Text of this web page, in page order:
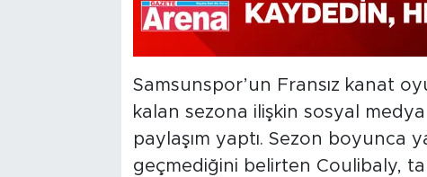
Samsunspor’un Fransız kanat
kalan sezona ilişkin sosyal
paylaşım yaptı. Sezon boyunca
geçmediğini belirten Coulibaly,